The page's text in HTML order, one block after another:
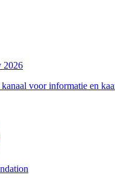
2026
voor informatie en